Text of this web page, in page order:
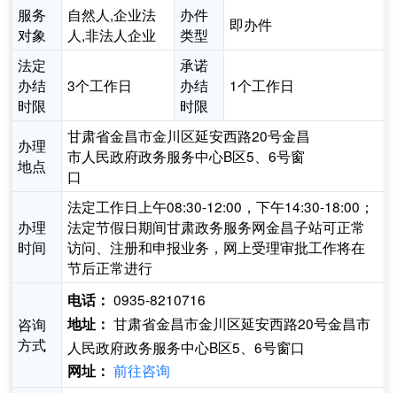
服务
对象
自然人,企业法
人,非法人企业
办件
类型
即办件
法定
办结
时限
3个工作日
承诺
办结
时限
1个工作日
办理
地点
甘肃省金昌市金川区延安西路20号金昌
市人民政府政务服务中心B区5、6号窗
口
办理
时间
法定工作日上午08:30-12:00，下午14:30-18:00；
法定节假日期间甘肃政务服务网金昌子站可正常
访问、注册和申报业务，网上受理审批工作将在
节后正常进行
咨询
方式
电话： 0935-8210716
地址： 甘肃省金昌市金川区延安西路20号金昌市
人民政府政务服务中心B区5、6号窗口
网址： 前往咨询